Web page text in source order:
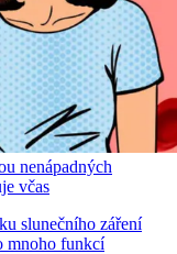
nenápadných
včas
slunečního záření
mnoho funkcí